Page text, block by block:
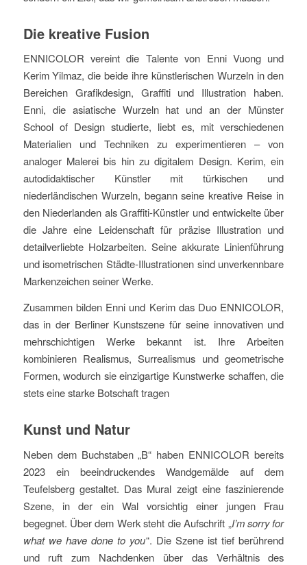
Die kreative Fusion
ENNICOLOR vereint die Talente von Enni Vuong und
Kerim Yilmaz, die beide ihre künstlerischen Wurzeln in den
Bereichen Grafikdesign, Graffiti und Illustration haben.
Enni, die asiatische Wurzeln hat und an der Münster
School of Design studierte, liebt es, mit verschiedenen
Materialien und Techniken zu experimentieren – von
analoger Malerei bis hin zu digitalem Design. Kerim, ein
autodidaktischer Künstler mit türkischen und
niederländischen Wurzeln, begann seine kreative Reise in
den Niederlanden als Graffiti-Künstler und entwickelte über
die Jahre eine Leidenschaft für präzise Illustration und
detailverliebte Holzarbeiten. Seine akkurate Linienführung
und isometrischen Städte-Illustrationen sind unverkennbare
Markenzeichen seiner Werke.
Zusammen bilden Enni und Kerim das Duo ENNICOLOR,
das in der Berliner Kunstszene für seine innovativen und
mehrschichtigen Werke bekannt ist. Ihre Arbeiten
kombinieren Realismus, Surrealismus und geometrische
Formen, wodurch sie einzigartige Kunstwerke schaffen, die
stets eine starke Botschaft tragen
Kunst und Natur
Neben dem Buchstaben „B“ haben ENNICOLOR bereits
2023 ein beeindruckendes Wandgemälde auf dem
Teufelsberg gestaltet. Das Mural zeigt eine faszinierende
Szene, in der ein Wal vorsichtig einer jungen Frau
begegnet. Über dem Werk steht die Aufschrift „I’m sorry for
what we have done to you“. Die Szene ist tief berührend
und ruft zum Nachdenken über das Verhältnis des